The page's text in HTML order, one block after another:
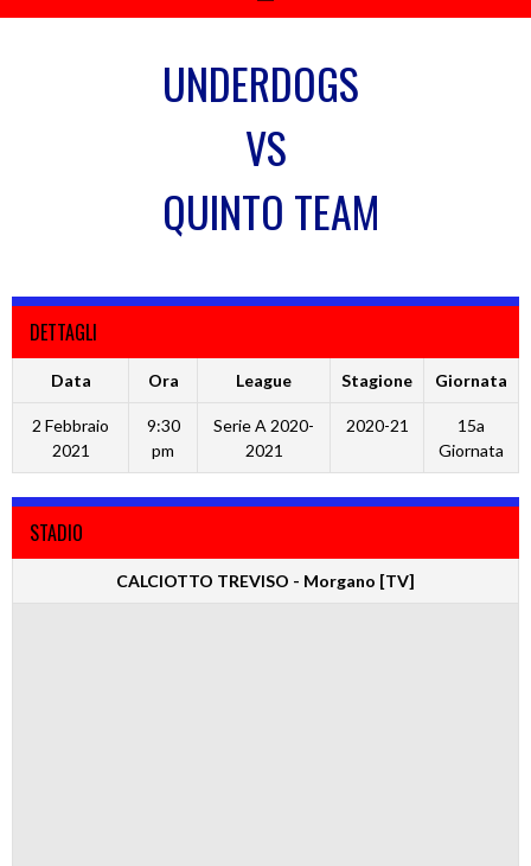
UNDERDOGS
VS
QUINTO TEAM
DETTAGLI
Data Ora League Stagione Giornata
2 Febbraio
2021
9:30
pm
Serie A 2020-
2021
2020-21
15a
Giornata
STADIO
CALCIOTTO TREVISO - Morgano [TV]